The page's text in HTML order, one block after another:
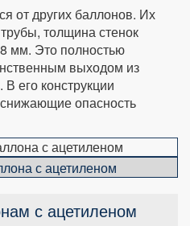
от других баллонов. Их
толщина стенок
8 мм. Это полностью
выходом из
его конструкции
опасность
с ацетиленом
с ацетиленом